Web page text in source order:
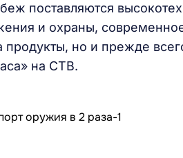
поставляются
и охраны,
продукты, но и прежде
на СТВ.